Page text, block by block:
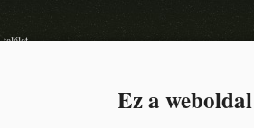
találat
Ez a